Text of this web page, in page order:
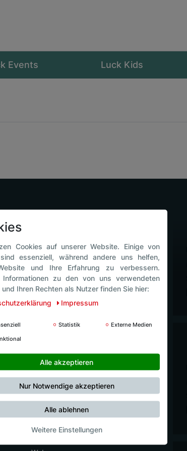
Events Luck Kids
Speisekarte
Motivtorten
Sonstiges
Cookies auf unserer Website. Einige von
essenziell, während andere uns helfen,
und Ihre Erfahrung zu verbessern.
Informationen zu den von uns verwendeten
Ihren Rechten als Nutzer finden Sie hier:
Impressum
Statistik
Externe Medien
Alle akzeptieren
Nur Notwendige akzeptieren
Alle ablehnen
Weitere Einstellungen